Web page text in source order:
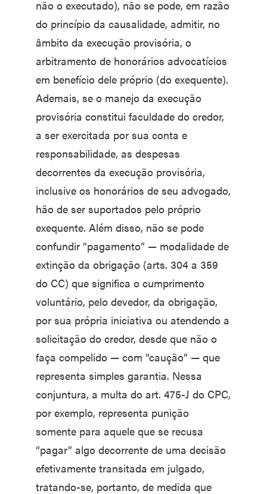
não o executado), não se pode, em razão
do princípio da causalidade, admitir, no
âmbito da execução provisória, o
arbitramento de honorários advocatícios
em benefício dele próprio (do exequente).
Ademais, se o manejo da execução
provisória constitui faculdade do credor,
a ser exercitada por sua conta e
responsabilidade, as despesas
decorrentes da execução provisória,
inclusive os honorários de seu advogado,
hão de ser suportados pelo próprio
exequente. Além disso, não se pode
confundir “pagamento” — modalidade de
extinção da obrigação (arts. 304 a 359
do CC) que significa o cumprimento
voluntário, pelo devedor, da obrigação,
por sua própria iniciativa ou atendendo a
solicitação do credor, desde que não o
faça compelido — com “caução” — que
representa simples garantia. Nessa
conjuntura, a multa do art. 475-J do CPC,
por exemplo, representa punição
somente para aquele que se recusa
“pagar” algo decorrente de uma decisão
efetivamente transitada em julgado,
tratando-se, portanto, de medida que